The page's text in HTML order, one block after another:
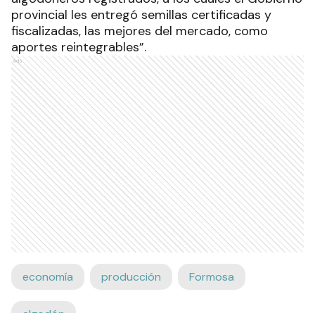
provincial les entregó semillas certificadas y
fiscalizadas, las mejores del mercado, como
aportes reintegrables”.
Ads
economía producción Formosa